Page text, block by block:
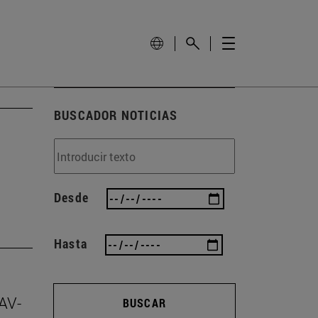
BUSCADOR NOTICIAS
Desde
Hasta
BUSCAR